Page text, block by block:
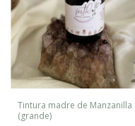
Tintura madre de Manzanilla
(grande)